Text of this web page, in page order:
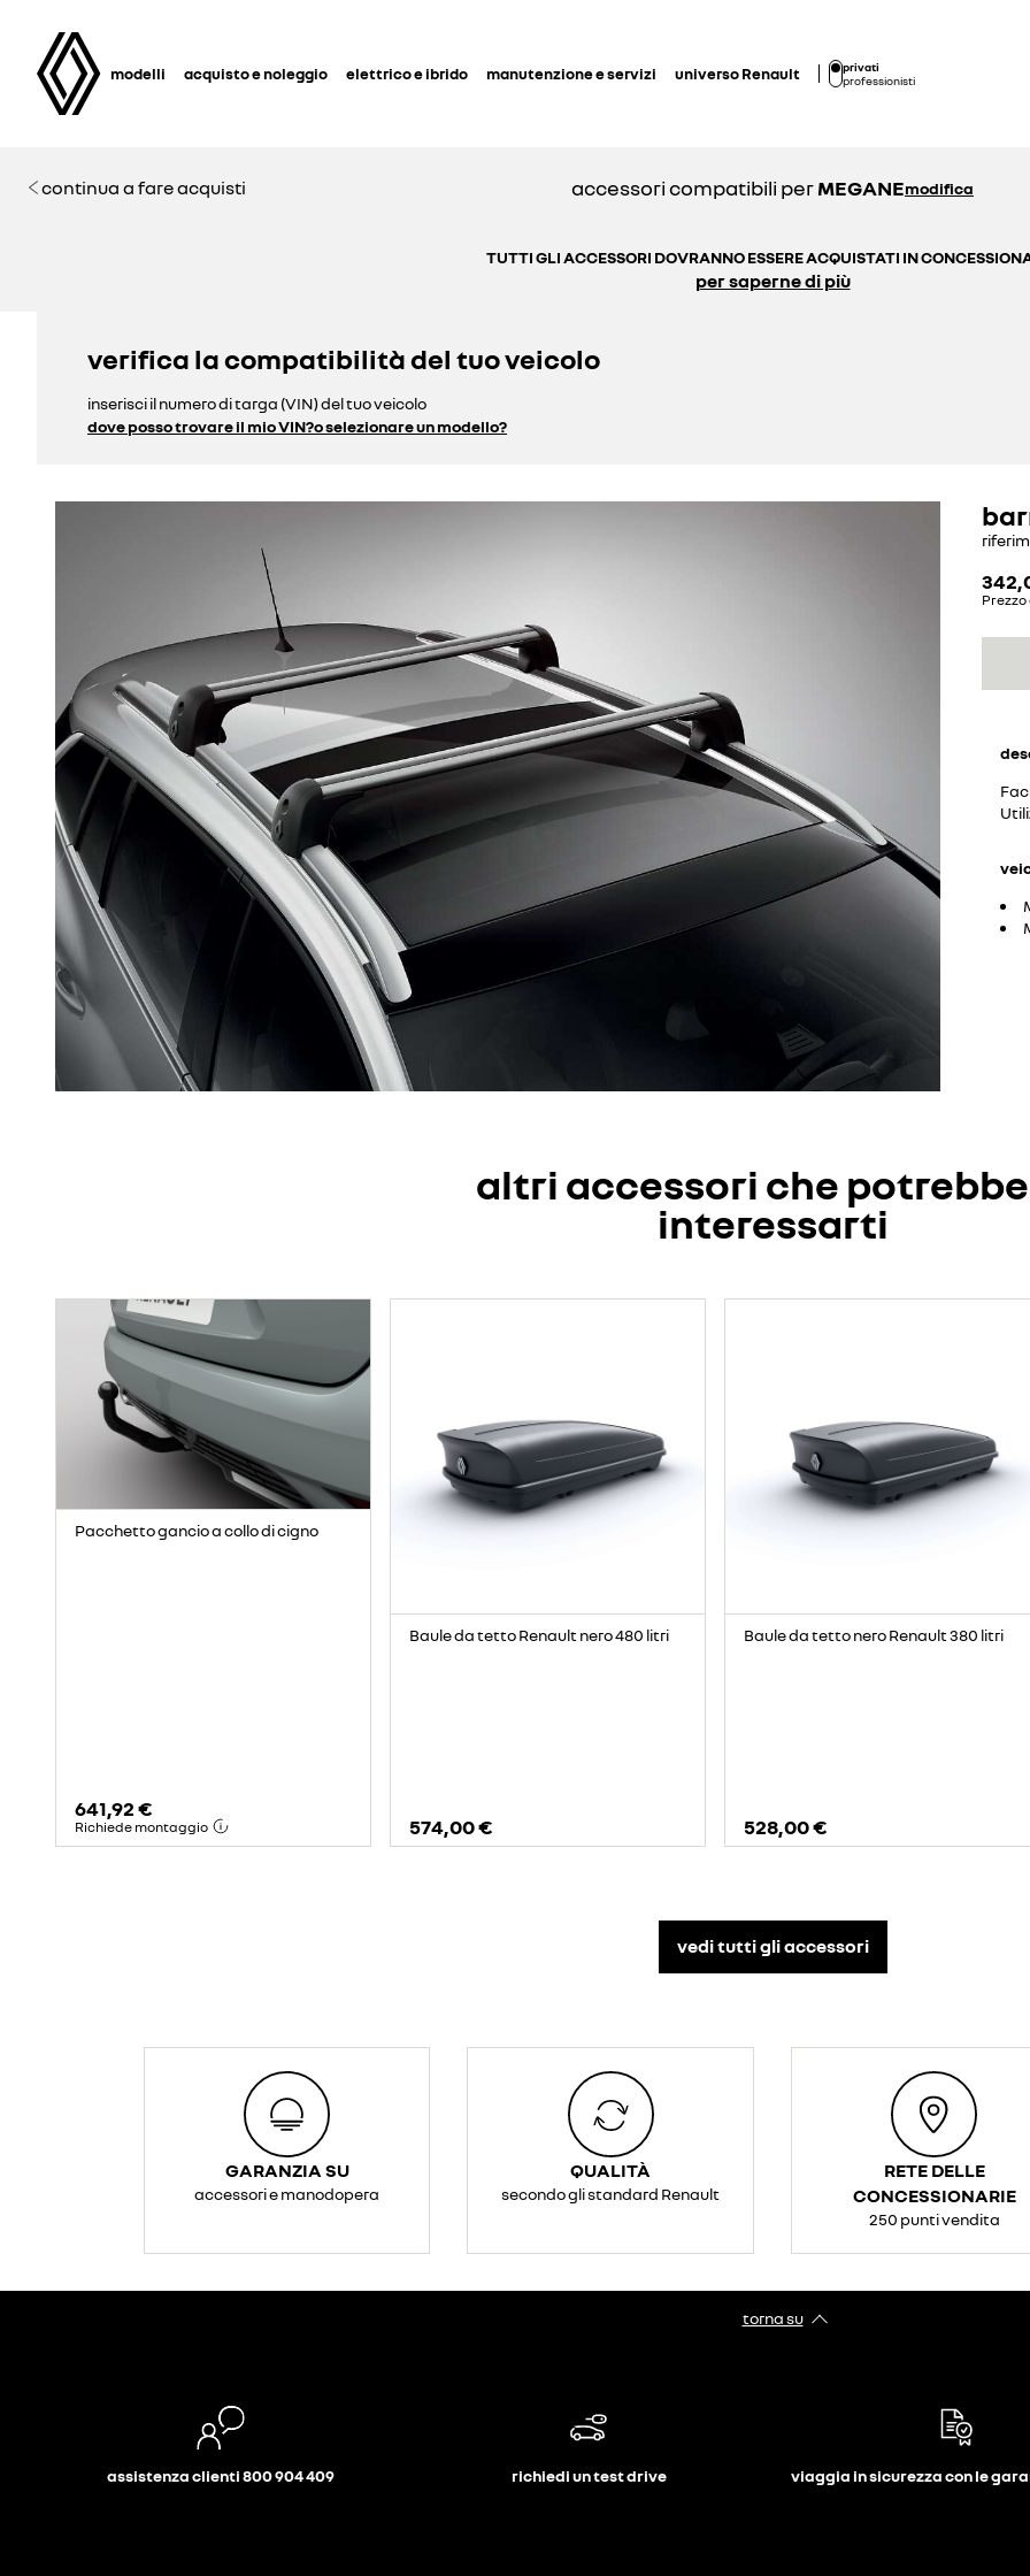
modelli acquisto e noleggio elettrico e ibrido manutenzione e servizi universo Renault
privati
professionisti
continua a fare acquisti accessori compatibili perMEGANEmodifica
TUTTI GLI ACCESSORI DOVRANNO ESSERE ACQUISTATI IN
per saperne di più
verifica la compatibilità del tuo veicolo
inserisci il numero di targa (VIN) del tuo veicolo
dove posso trovare il mio VIN?o selezionare un modello?
altri accessori che
interessarti
Pacchetto gancio a collo di cigno
641,92 €
Richiede montaggio
Baule da tetto Renault nero 480 litri
574,00 €
Baule da tetto nero Renault 380 litri
528,00 €
vedi tutti gli accessori​
GARANZIA SU
accessori e manodopera
QUALITÀ
secondo gli standard Renault
RETE DELLE
CONCESSIONARIE
250 punti vendita
torna su
assistenza clienti 800 904 409 richiedi un test drive viaggia in sicurezza con le